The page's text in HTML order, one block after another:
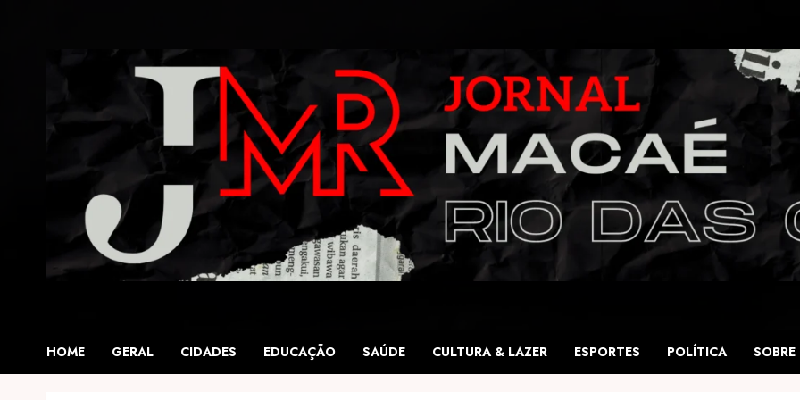
HOME GERAL CIDADES EDUCAÇÃO SAÚDE CULTURA & LAZER ESPORTES POLÍTICA